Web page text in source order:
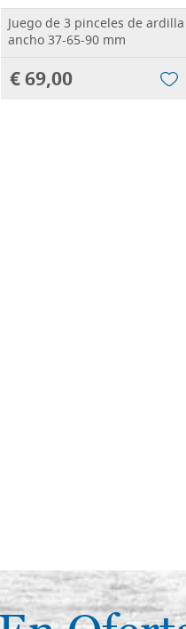
Juego de 3 pinceles de
ancho 37-65-90 mm
€ 69,00